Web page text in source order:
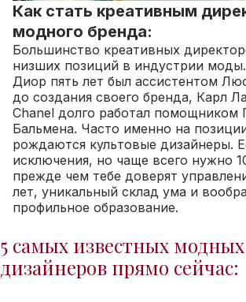
Как стать креативным
модного бренда:
Большинство креативных
низших позиций в индустрии
Диор пять лет был ассистентом
до создания своего бренда, Карл
Chanel долго работал помощником
Бальмена. Часто именно на
рождаются культовые дизайнеры.
исключения, но чаще всего нужно
прежде чем тебе доверят
лет, уникальный склад ума и
профильное образование.
5 самых известных модных
дизайнеров прямо сейчас: